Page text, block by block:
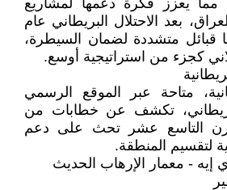
مما يعزز فكرة دعمها لمشاريع
بعد الاحتلال البريطاني عام
قبائل متشددة لضمان السيطرة،
كجزء من استراتيجية أوسع.
متاحة عبر الموقع الرسمي
تكشف عن خطابات من
التاسع عشر تحث على دعم
لتقسيم المنطقة.
إيه - معمار الإرهاب الحديث